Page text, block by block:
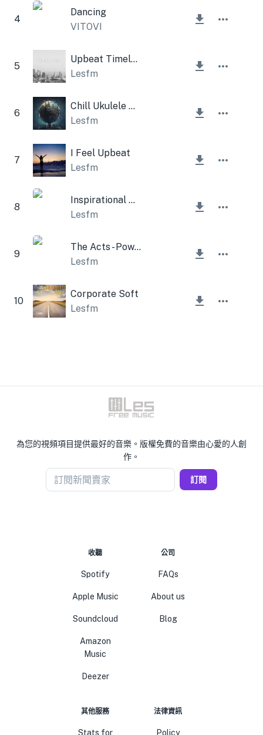
4
Dancing
VITOVI
5
Upbeat Timelapse
Lesfm
6
Chill Ukulele And Acoustic Guitar
Lesfm
7
I Feel Upbeat
Lesfm
8
Inspirational Morning Corporation
Lesfm
9
The Acts - Power Pop Guitar
Lesfm
10
Corporate Soft
Lesfm
為您的視頻項目提供最好的音樂。版權免費的音樂由心愛的人創
作。
訂閱新聞賣家 訂閱
收聽
Spotify
Apple Music
Soundcloud
Amazon
Music
Deezer
公司
FAQs
About us
Blog
其他服務
Stats for
法律資訊
Policy